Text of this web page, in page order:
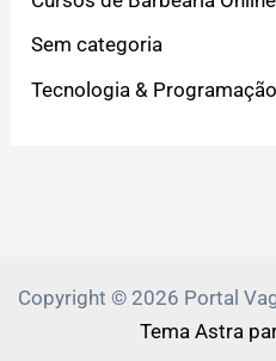
Sem categoria
Tecnologia & Programação
Copyright © 2026 Portal
Tema Astra